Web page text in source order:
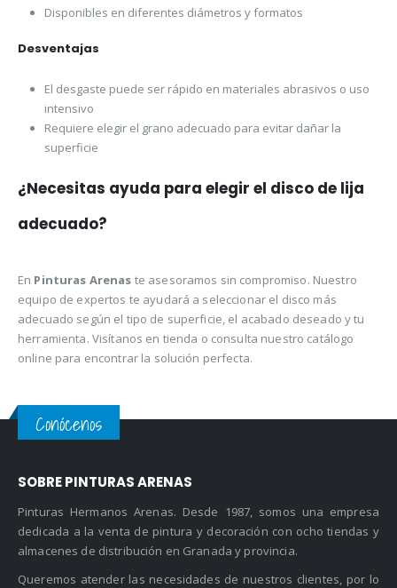
Disponibles en diferentes diámetros y formatos
Desventajas
El desgaste puede ser rápido en materiales abrasivos o uso
intensivo
Requiere elegir el grano adecuado para evitar dañar la
superficie
¿Necesitas ayuda para elegir el disco de lija
adecuado?
En Pinturas Arenas te asesoramos sin compromiso. Nuestro
equipo de expertos te ayudará a seleccionar el disco más
adecuado según el tipo de superficie, el acabado deseado y tu
herramienta. Visítanos en tienda o consulta nuestro catálogo
online para encontrar la solución perfecta.
Conócenos
SOBRE PINTURAS ARENAS
Pinturas Hermanos Arenas. Desde 1987, somos una empresa
dedicada a la venta de pintura y decoración con ocho tiendas y
almacenes de distribución en Granada y provincia.
Queremos atender las necesidades de nuestros clientes, por lo